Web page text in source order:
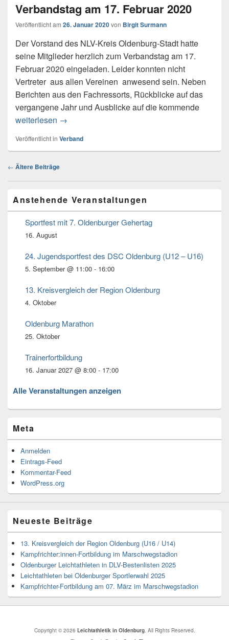
Verbandstag am 17. Februar 2020
Veröffentlicht am 26. Januar 2020von Birgit Surmann
Der Vorstand des NLV-Kreis Oldenburg-Stadt hatte
seine Mitglieder herzlich zum Verbandstag am 17.
Februar 2020 eingeladen. Leider konnten nicht
Vertreter aus allen Vereinen anwesend sein. Neben
Berichten aus den Fachressorts, Rückblicke auf das
vergangene Jahr und Ausblicke auf die kommende
weiterlesen Verbandstag am 17. Februar 2020
→
Veröffentlicht in Verband
Beitragsnavigation
← Ältere Beiträge
Seitenleisten
Widget-
Bereich
Anstehende Veranstaltungen
Sportfest mit 7. Oldenburger Gehertag
16. August
24. Jugendsportfest des DSC Oldenburg (U12 – U16)
5. September @ 11:00 - 16:00
13. Kreisvergleich der Region Oldenburg
4. Oktober
Oldenburg Marathon
25. Oktober
Trainerfortbildung
16. Januar 2027 @ 8:00 - 17:00
Alle Veranstaltungen anzeigen
Meta
Anmelden
Eintrags-Feed
Kommentar-Feed
WordPress.org
Neueste Beiträge
13. Kreisvergleich der Region Oldenburg (U16 / U14)
Kampfrichter:innen-Fortbildung im Marschwegstadion
Oldenburger Leichtathleten in DLV-Bestenlisten 2025
Leichtathleten bei Oldenburger Sportlerwahl 2025
Kampfrichter-Fortbildung am 07. März im Marschwegstadion
Copyright © 2026 Leichtathletik in Oldenburg. All Rights Reserved.